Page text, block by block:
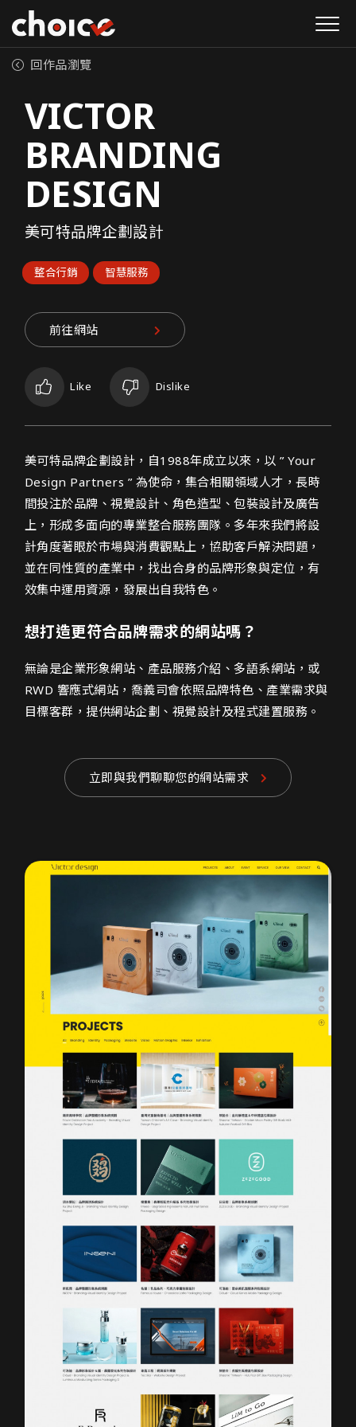
回作品瀏覽
VICTOR
BRANDING
DESIGN
美可特品牌企劃設計
整合行銷 智慧服務
前往網站
Like Dislike
美可特品牌企劃設計網頁設計介紹
美可特品牌企劃設計，自1988年成立以來，以 ” Your
Design Partners ” 為使命，集合相關領域人才，長時
間投注於品牌、視覺設計、角色造型、包裝設計及廣告
上，形成多面向的專業整合服務團隊。多年來我們將設
計角度著眼於市場與消費觀點上，協助客戶解決問題，
並在同性質的產業中，找出合身的品牌形象與定位，有
效集中運用資源，發展出自我特色。
想打造更符合品牌需求的網站嗎？
無論是企業形象網站、產品服務介紹、多語系網站，或
RWD 響應式網站，喬義司會依照品牌特色、產業需求與
目標客群，提供網站企劃、視覺設計及程式建置服務。
立即與我們聊聊您的網站需求